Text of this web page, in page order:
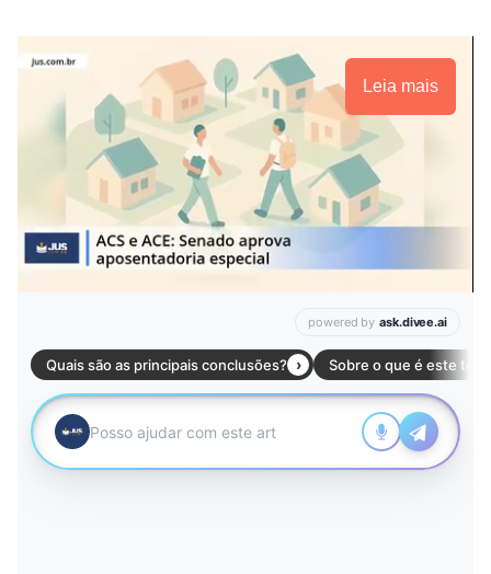
Leia mais